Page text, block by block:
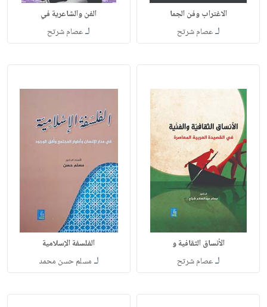
الاغتراب وفن الجما
لـعصام شرتح
الفن والشاعرية في
لـعصام شرتح
الأنساق الثقافية و
لـعصام شرتح
الفلسفة الإسلامية
لـ مسلم حسن محمد